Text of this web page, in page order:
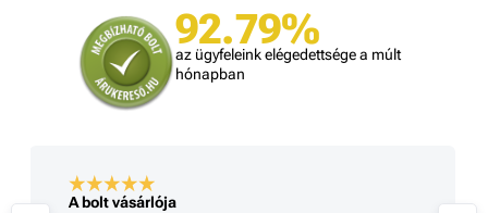
92.79%
az ügyfeleink elégedettsége a múlt
hónapban
A bolt vásárlója